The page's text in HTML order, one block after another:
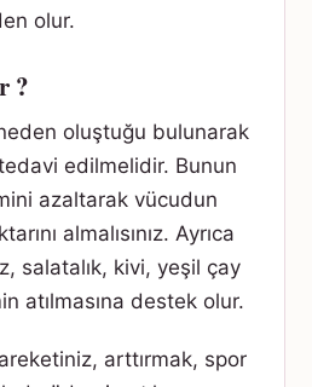
olur.
?
oluştuğu bulunarak
edilmelidir. Bunun
azaltarak vücudun
almalısınız. Ayrıca
salatalık, kivi, yeşil çay
atılmasına destek olur.
arttırmak, spor